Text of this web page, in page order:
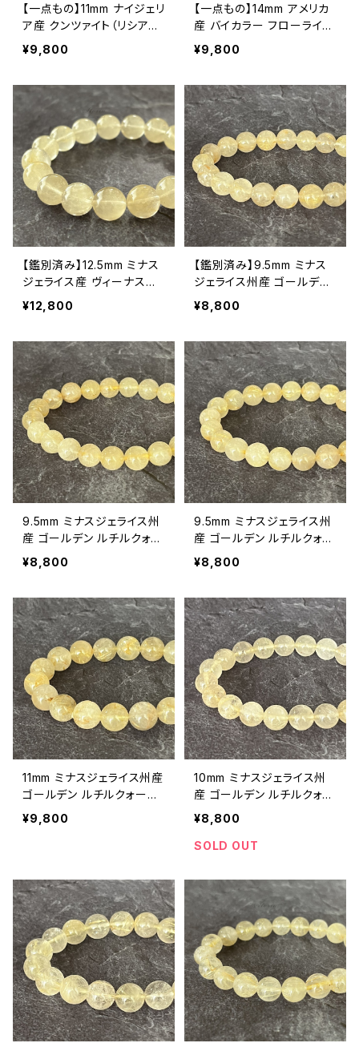
【一点もの】11mm ナイジェリ
ア産 クンツァイト（リシア輝
石）ブレスレット【鑑別済み】
¥9,800
【一点もの】14mm アメリカ
産 バイカラー フローライト
ブレスレット【鑑別済み】
¥9,800
【鑑別済み】12.5mm ミナス
ジェライス産 ヴィーナスヘ
アルチルクォーツ（金針水
晶）ブレスレット【画像現物・
¥12,800
【鑑別済み】9.5mm ミナス
ジェライス州産 ゴールデン
ルチルクォーツ ブレスレット
【画像現物・RT08】
¥8,800
9.5mm ミナスジェライス州
産 ゴールデン ルチルクォー
ツ ブレスレット【鑑別済み・
画像現物・RT07】
¥8,800
9.5mm ミナスジェライス州
産 ゴールデン ルチルクォー
ツ ブレスレット【鑑別済み・
画像現物・RT06】
¥8,800
11mm ミナスジェライス州産
ゴールデン ルチルクォーツ
ブレスレット【鑑別済み・画
像現物・RT05】
¥9,800
10mm ミナスジェライス州
産 ゴールデン ルチルクォー
ツ ブレスレット【鑑別済み・
画像現物・RT04】
¥8,800
SOLD OUT